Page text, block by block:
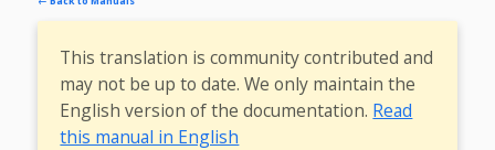
This translation is community contributed and
may not be up to date. We only maintain the
English version of the documentation. Read
this manual in English